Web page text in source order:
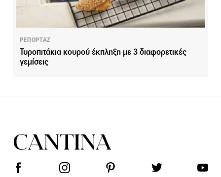
ΡΕΠΟΡΤΑΖ
Τυροπιτάκια κουρού έκπληξη µε 3 διαφορετικές
γεµίσεις